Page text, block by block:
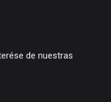
de nuestras